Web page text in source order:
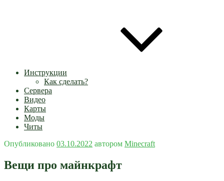
Инструкции
Как сделать?
Сервера
Видео
Карты
Моды
Читы
Опубликовано 03.10.2022 автором Minecraft
Вещи про майнкрафт